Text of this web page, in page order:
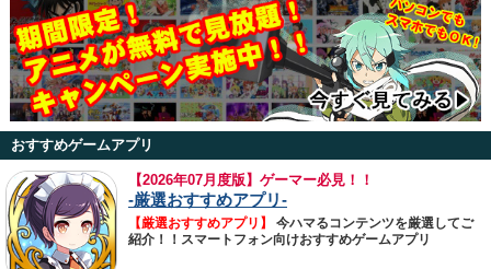
おすすめゲームアプリ
【2026年07月度版】ゲーマー必見！！
-厳選おすすめアプリ-
【厳選おすすめアプリ】
今ハマるコンテンツを厳選してご
紹介！！スマートフォン向けおすすめゲームアプリ